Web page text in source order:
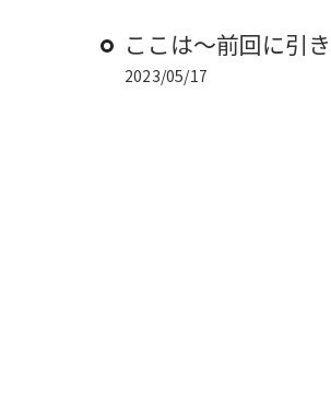
ここは〜前回に引
2023/05/17